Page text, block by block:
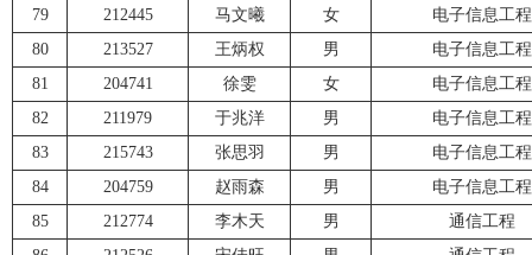
79
212445 马文曦 女
电子信息工程
80
213527 王炳权 男
电子信息工程
81
204741 徐雯 女
电子信息工程
82
211979 于兆洋 男
电子信息工程
83
215743 张思羽 男
电子信息工程
84
204759 赵雨森 男
电子信息工程
85
212774 李木天 男
通信工程